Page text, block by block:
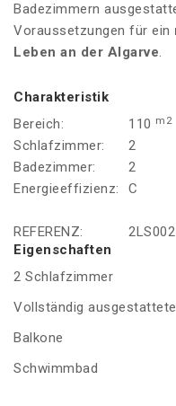
Badezimmern
Voraussetzungen für ein
Leben an der Algarve.
Charakteristik
Bereich:
110 m2
Schlafzimmer:
2
Badezimmer:
2
Energieeffizienz:
C
REFERENZ:
Eigenschaften
2 Schlafzimmer
Vollständig
Balkone
Schwimmbad